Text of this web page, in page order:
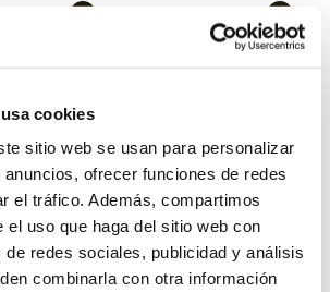
cookies
sitio web se usan para personalizar
ofrecer funciones de redes
el tráfico. Además, compartimos
el uso que haga del sitio web con
de redes sociales, publicidad y análisis
combinarla con otra información